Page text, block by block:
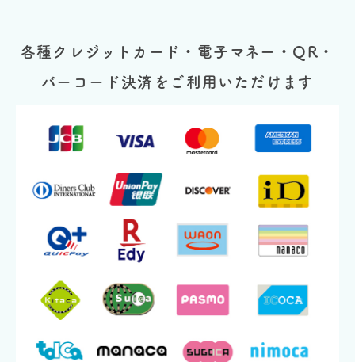
各種クレジットカード・電子マネー・QR・
バーコード決済をご利用いただけます